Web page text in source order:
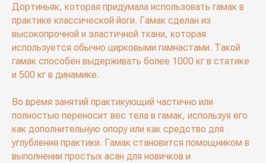
Дортиньяк, которая придумала использовать гамак в
практике классической йоги. Гамак сделан из
высокопрочной и эластичной ткани, которая
используется обычно цирковыми гимнастами. Такой
гамак способен выдерживать более 1000 кг в статике
и 500 кг в динамике.
Во время занятий практикующий частично или
полностью переносит вес тела в гамак, используя его
как дополнительную опору или как средство для
углубления практики. Гамак становится помощником в
выполнении простых асан для новичков и